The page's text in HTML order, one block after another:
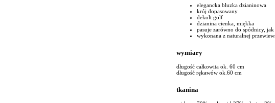
elegancka bluzka dzianinowa
krój dopasowany
dekolt golf
dzianina cienka, miękka
pasuje zarówno do spódnicy,
wykonana z naturalnej
wymiary
długość całkowita ok. 60 cm
długość rękawów ok.60 cm
tkanina